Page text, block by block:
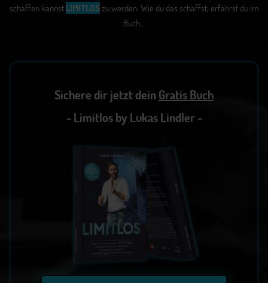
schaffen kannst LIMITLOS zu werden. Wie du das schaffst, erfährst du im
Buch...
Sichere dir jetzt deinGratis Buch
- Limitlos by Lukas Lindler -